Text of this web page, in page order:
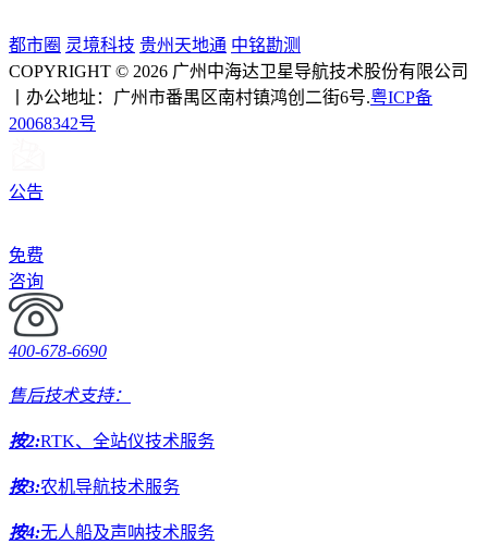
都市圈 灵境科技 贵州天地通 中铭勘测
COPYRIGHT © 2026 广州中海达卫星导航技术股份有限公司
丨办公地址：广州市番禺区南村镇鸿创二街6号.粤ICP备
20068342号
公告
免费
咨询
400-678-6690
售后技术支持：
按2:RTK、全站仪技术服务
按3:农机导航技术服务
按4:无人船及声呐技术服务